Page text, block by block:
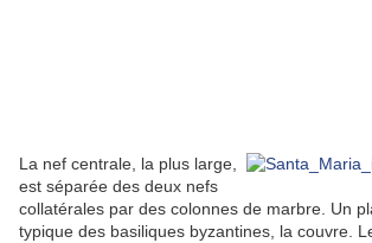
La nef centrale, la plus large,
est séparée des deux nefs
collatérales par des colonnes de marbre. Un
typique des basiliques byzantines, la couvre.